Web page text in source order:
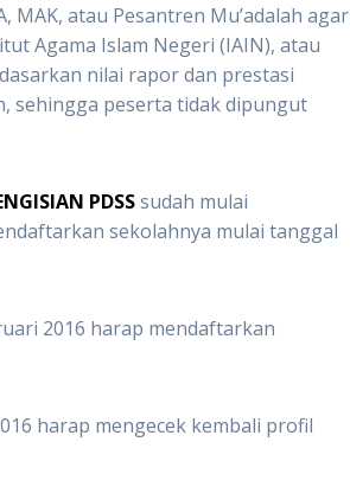
MAK, atau Pesantren Mu’adalah agar
Agama Islam Negeri (IAIN), atau
nilai rapor dan prestasi
sehingga peserta tidak dipungut
PDSSsudah mulai
sekolahnya mulai tanggal
2016 harap mendaftarkan
harap mengecek kembali profil